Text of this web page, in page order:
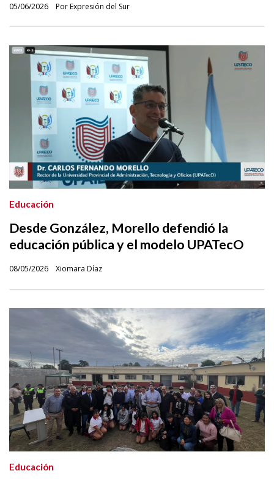
Por Expresión del Sur
05/06/2026
Desde González, Morello defendió la
educación pública y el modelo UPATecO
Xiomara Díaz
Educación
08/05/2026
Educación